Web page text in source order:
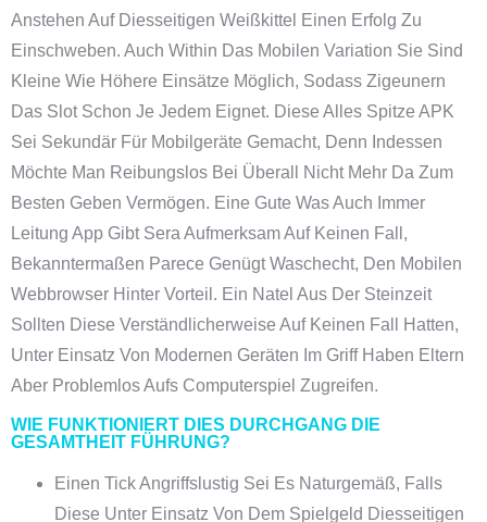
Anstehen Auf Diesseitigen Weißkittel Einen Erfolg Zu
Einschweben. Auch Within Das Mobilen Variation Sie Sind
Kleine Wie Höhere Einsätze Möglich, Sodass Zigeunern
Das Slot Schon Je Jedem Eignet. Diese Alles Spitze APK
Sei Sekundär Für Mobilgeräte Gemacht, Denn Indessen
Möchte Man Reibungslos Bei Überall Nicht Mehr Da Zum
Besten Geben Vermögen. Eine Gute Was Auch Immer
Leitung App Gibt Sera Aufmerksam Auf Keinen Fall,
Bekanntermaßen Parece Genügt Waschecht, Den Mobilen
Webbrowser Hinter Vorteil. Ein Natel Aus Der Steinzeit
Sollten Diese Verständlicherweise Auf Keinen Fall Hatten,
Unter Einsatz Von Modernen Geräten Im Griff Haben Eltern
Aber Problemlos Aufs Computerspiel Zugreifen.
WIE FUNKTIONIERT DIES DURCHGANG DIE
GESAMTHEIT FÜHRUNG?
Einen Tick Angriffslustig Sei Es Naturgemäß, Falls
Diese Unter Einsatz Von Dem Spielgeld Diesseitigen